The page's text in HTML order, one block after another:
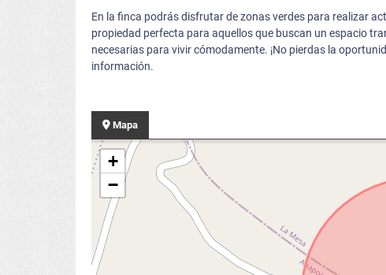
En la finca podrás disfrutar de zonas verdes para realizar
propiedad perfecta para aquellos que buscan un espacio
necesarias para vivir cómodamente. ¡No pierdas la
información.
Mapa
+
−